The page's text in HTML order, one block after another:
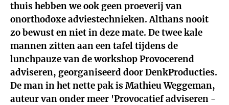
thuis hebben we ook geen proeverij van
onorthodoxe adviestechnieken. Althans nooit
zo bewust en niet in deze mate. De twee kale
mannen zitten aan een tafel tijdens de
lunchpauze van de workshop Provocerend
adviseren, georganiseerd door DenkProducties.
De man in het nette pak is Mathieu Weggeman,
auteur van onder meer 'Provocatief adviseren -